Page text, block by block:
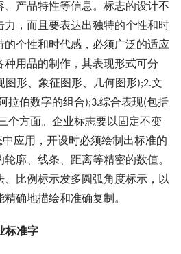
产品特性等信息。标志的设计不
力，而且要表达出独特的个性和时
的个性和时代感，必须广泛的适应
用品的制作，其表现形式可分
图形、象征图形、几何图形);2.文
拉伯数字的组合);3.综合表现(包括
个方面。企业标志要以固定不变
应用，开设时必须绘制出标准的
廓、线条、距离等精密的数值。
比例标示发多圆弧角度标示，以
确地描绘和准确复制。
标准字